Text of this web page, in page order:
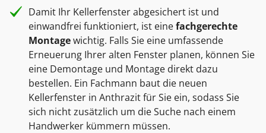
Damit Ihr Kellerfenster abgesichert ist und
einwandfrei funktioniert, ist einefachgerechte
Montagewichtig. Falls Sie eine umfassende
Erneuerung Ihrer alten Fenster planen, können Sie
eine Demontage und Montage direkt dazu
bestellen. Ein Fachmann baut die neuen
Kellerfenster in Anthrazit für Sie ein, sodass Sie
sich nicht zusätzlich um die Suche nach einem
Handwerker kümmern müssen.